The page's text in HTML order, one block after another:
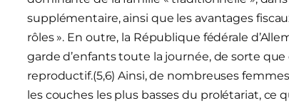
supplémentaire, ainsi que les avantages
rôles ». En outre, la République fédérale
garde d’enfants toute la journée, de sorte
reproductif.(5,6) Ainsi, de nombreuses
les couches les plus basses du prolétariat,